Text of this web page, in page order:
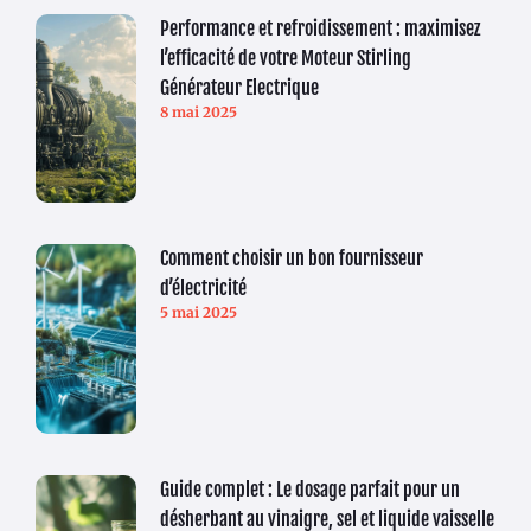
Performance et refroidissement : maximisez
l’efficacité de votre Moteur Stirling
Générateur Electrique
8 mai 2025
Comment choisir un bon fournisseur
d’électricité
5 mai 2025
Guide complet : Le dosage parfait pour un
désherbant au vinaigre, sel et liquide vaisselle